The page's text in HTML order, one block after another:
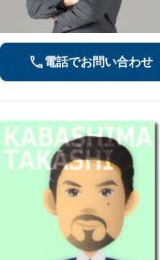
電話でお問い合わせ